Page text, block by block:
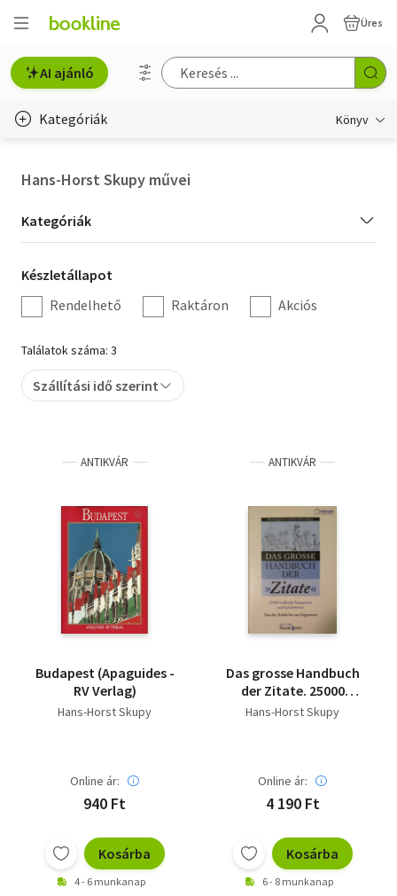
Üres
AI ajánló
Kategóriák Könyv
Hobbi, szabadidő
Irodalom
Művészet
Szakkönyv
Tankönyv, segédkönyv
Társadalomtudomány
Természettudomány
Történelem
Hans-Horst Skupy művei
Kategória
szűrés
Kategóriák
Készletállapot
szűrés
Készletállapot
Rendelhető
Raktáron Akciós
Találatok száma: 3
Szállítási idő szerint
ANTIKVÁR
Budapest (Apaguides -
RV Verlag)
Hans-Horst Skupy
Online ár:
940 Ft
Kosárba
4 - 6 munkanap
ANTIKVÁR
Das grosse Handbuch
der Zitate. 25000
treffende Aussprüche
Hans-Horst Skupy
Online ár:
4 190 Ft
Kosárba
6 - 8 munkanap